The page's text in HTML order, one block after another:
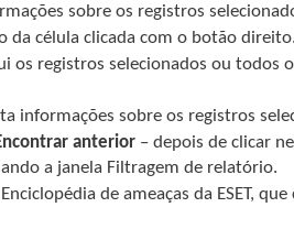
sobre os registros
da célula clicada com o botão direito.
os registros selecionados ou todos
informações sobre os registros
anterior – depois de clicar
a janela Filtragem de relatório.
de ameaças da ESET,